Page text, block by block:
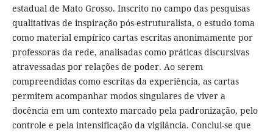
estadual de Mato Grosso. Inscrito no campo das pesquisas
qualitativas de inspiração pós-estruturalista, o estudo toma
como material empírico cartas escritas anonimamente por
professoras da rede, analisadas como práticas discursivas
atravessadas por relações de poder. Ao serem
compreendidas como escritas da experiência, as cartas
permitem acompanhar modos singulares de viver a
docência em um contexto marcado pela padronização, pelo
controle e pela intensificação da vigilância. Conclui-se que